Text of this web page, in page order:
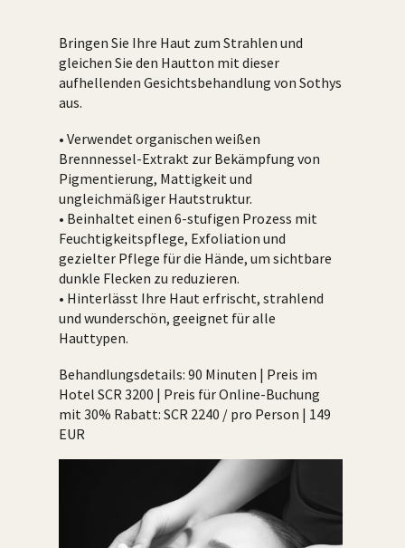
Bringen Sie Ihre Haut zum Strahlen und
gleichen Sie den Hautton mit dieser
aufhellenden Gesichtsbehandlung von Sothys
aus.
• Verwendet organischen weißen
Brennnessel-Extrakt zur Bekämpfung von
Pigmentierung, Mattigkeit und
ungleichmäßiger Hautstruktur.
• Beinhaltet einen 6-stufigen Prozess mit
Feuchtigkeitspflege, Exfoliation und
gezielter Pflege für die Hände, um sichtbare
dunkle Flecken zu reduzieren.
• Hinterlässt Ihre Haut erfrischt, strahlend
und wunderschön, geeignet für alle
Hauttypen.
Behandlungsdetails: 90 Minuten | Preis im
Hotel SCR 3200 | Preis für Online-Buchung
mit 30% Rabatt: SCR 2240 / pro Person | 149
EUR